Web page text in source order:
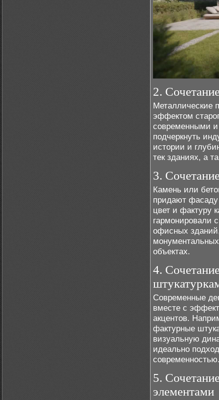
2.
Металлические
эффектом
современными
подчеркнуть
истории и
тек зданиях, а
3.
Камень или
придают фасаду
цвет и фактуру
гармонировали
офисных
объектах.
4.
Современные
вместе с
акцентов.
фактурные
визуальную
идеально
5.
элементами